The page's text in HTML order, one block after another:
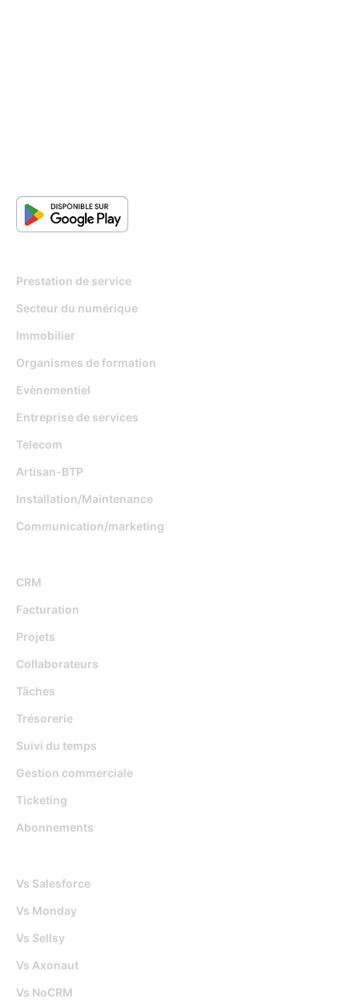
Prestation de service
Secteur du numérique
Immobilier
Organismes de formation
Evènementiel
Entreprise de services
Telecom
Artisan-BTP
Installation/Maintenance
Communication/marketing
CRM
Facturation
Projets
Collaborateurs
Tâches
Trésorerie
Suivi du temps
Gestion commerciale
Ticketing
Abonnements
Vs Salesforce
Vs Monday
Vs Sellsy
Vs Axonaut
Vs NoCRM